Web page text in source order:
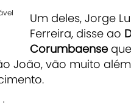
Um deles, Jorge
Ferreira, disse ao
Corumbaense
João, vão muito